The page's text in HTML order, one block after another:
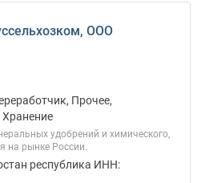
ООО
Прочее,
Хранение
удобрений и химического,
на рынке России.
республика ИНН: